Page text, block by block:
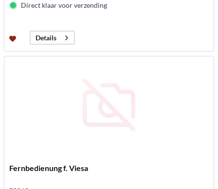
Direct klaar voor verzending
Details
Fernbedienung f. Viesa